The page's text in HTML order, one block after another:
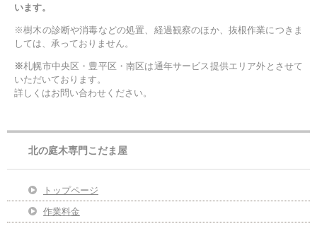
います。
※樹木の診断や消毒などの処置、経過観察のほか、抜根作業につきま
しては、承っておりません。
※札幌市中央区・豊平区・南区は通年サービス提供エリア外とさせて
いただいております。
詳しくはお問い合わせください。
北の庭木専門こだま屋
トップページ
作業料金